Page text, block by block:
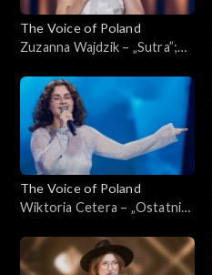
The Voice of Poland
Zuzanna Wajdzik – „Sutra”;
Przesłuchania w ciemno, 5
października 2024
The Voice of Poland
Wiktoria Cetera – „Ostatni”;
Przesłuchania w ciemno, 5
października 2024